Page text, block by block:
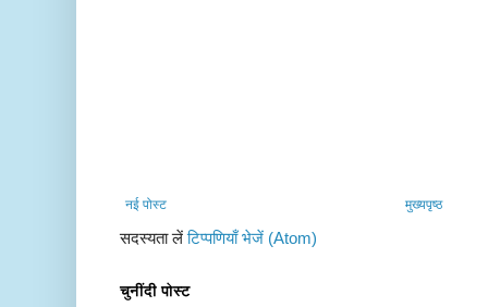
नई पोस्ट मुख्यपृष्ठ
सदस्यता लेंटिप्पणियाँ भेजें (Atom)
चुनींदी पोस्ट